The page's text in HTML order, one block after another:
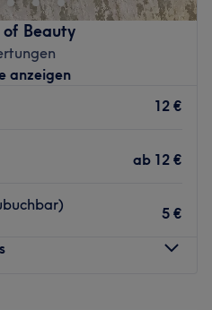
Beauty
anzeigen
12 €
ab 12 €
5 €